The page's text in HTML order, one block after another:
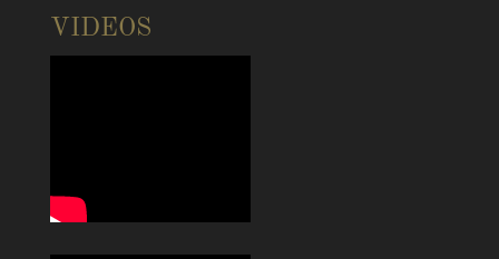
VIDEOS